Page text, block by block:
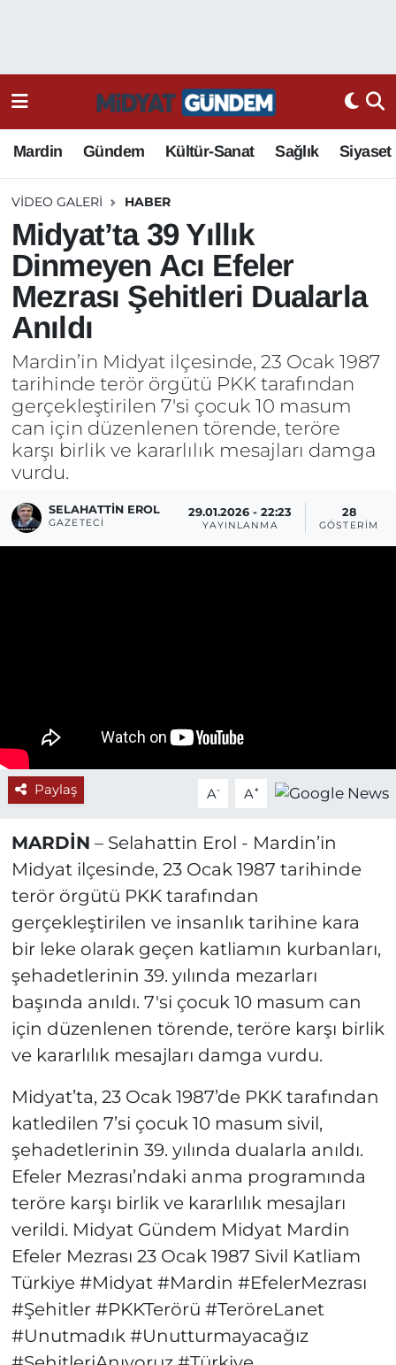
Mardin Gündem Kültür-Sanat Sağlık Siyaset
VIDEO GALERI HABER
Midyat’ta 39 Yıllık
Dinmeyen Acı Efeler
Mezrası Şehitleri Dualarla
Anıldı
Mardin’in Midyat ilçesinde, 23 Ocak 1987
tarihinde terör örgütü PKK tarafından
gerçekleştirilen 7'si çocuk 10 masum
can için düzenlenen törende, teröre
karşı birlik ve kararlılık mesajları damga
vurdu.
SELAHATTIN EROL
GAZETECI
29.01.2026 - 22:23
YAYINLANMA
28
GÖSTERIM
Paylaş A- A+
MARDİN – Selahattin Erol - Mardin’in
Midyat ilçesinde, 23 Ocak 1987 tarihinde
terör örgütü PKK tarafından
gerçekleştirilen ve insanlık tarihine kara
bir leke olarak geçen katliamın kurbanları,
şehadetlerinin 39. yılında mezarları
başında anıldı. 7'si çocuk 10 masum can
için düzenlenen törende, teröre karşı birlik
ve kararlılık mesajları damga vurdu.
Midyat’ta, 23 Ocak 1987’de PKK tarafından
katledilen 7’si çocuk 10 masum sivil,
şehadetlerinin 39. yılında dualarla anıldı.
Efeler Mezrası’ndaki anma programında
teröre karşı birlik ve kararlılık mesajları
verildi. Midyat Gündem Midyat Mardin
Efeler Mezrası 23 Ocak 1987 Sivil Katliam
Türkiye #Midyat #Mardin #EfelerMezrası
#Şehitler #PKKTerörü #TeröreLanet
#Unutmadık #Unutturmayacağız